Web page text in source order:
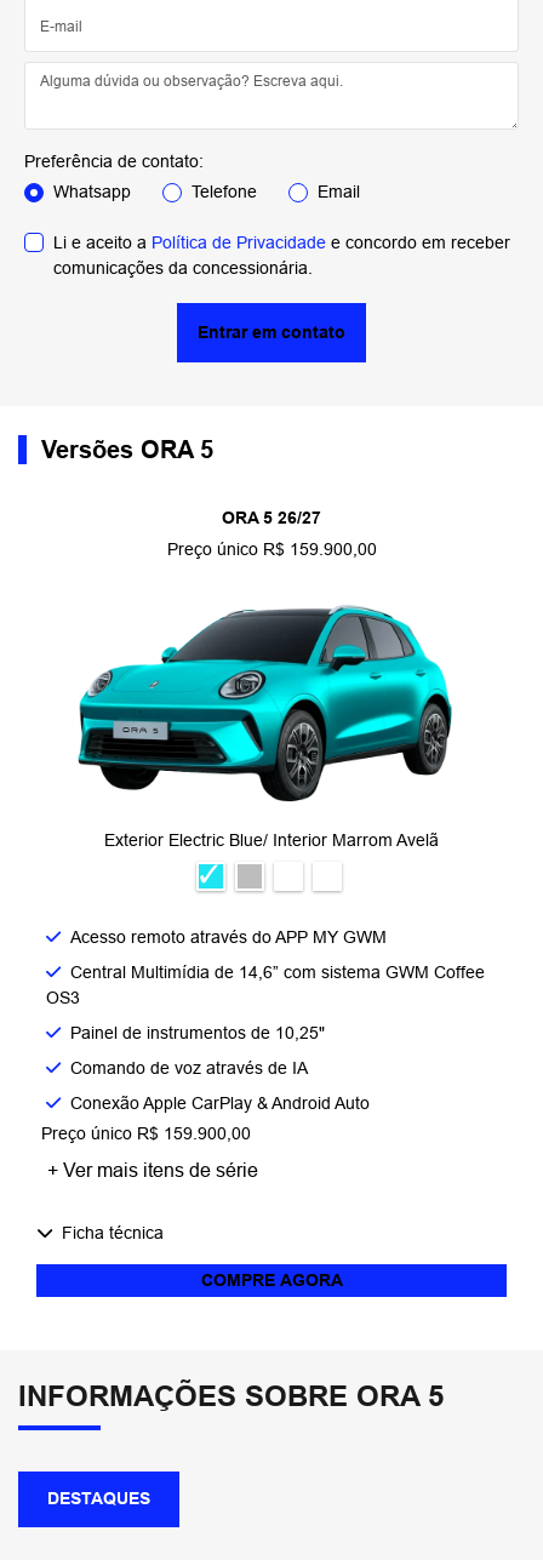
Preferência de contato:
Whatsapp
Telefone Email
Li e aceito a Política de Privacidade e concordo em receber
comunicações da concessionária.
Entrar em contato
Versões ORA 5
ORA 5 26/27
Preço único R$ 159.900,00
Exterior Electric Blue/ Interior Marrom Avelã
Acesso remoto através do APP MY GWM
Central Multimídia de 14,6” com sistema GWM Coffee
OS3
Painel de instrumentos de 10,25"
Comando de voz através de IA
Conexão Apple CarPlay & Android Auto
Preço único R$ 159.900,00
+ Ver mais itens de série
Ficha técnica
COMPRE AGORA
INFORMAÇÕES SOBRE ORA 5
DESTAQUES